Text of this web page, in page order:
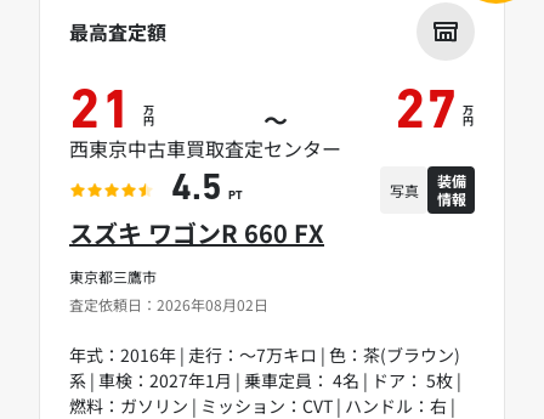
東京都三鷹市
査定依頼日：2026年08月02日
スズキ ワゴンR 660 FX
年式：2016年 | 走行：～7万キロ | 色：茶(ブラウン)
系 | 車検：2027年1月 | 乗車定員： 4名 | ドア： 5枚 |
燃料：ガソリン | ミッション：CVT | ハンドル：右 |
最高査定額
21 万
円 ～ 27 万
円
西東京中古車買取査定センター
4.5 PT 写真
装備
情報